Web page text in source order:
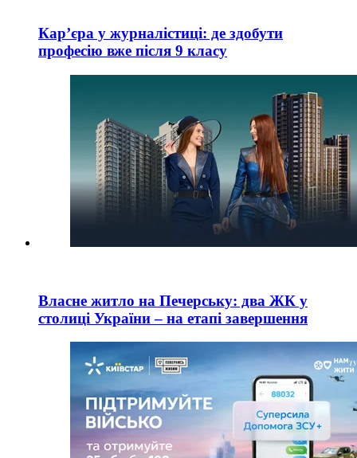
Кар’єра у журналістиці: де здобути
професію вже після 9 класу
Власне житло на Печерську: два ЖК у
столиці України – на етапі завершення